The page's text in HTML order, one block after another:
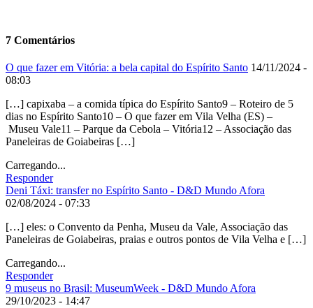
7 Comentários
O que fazer em Vitória: a bela capital do Espírito Santo 14/11/2024 -
08:03
[…] capixaba – a comida típica do Espírito Santo9 – Roteiro de 5
dias no Espírito Santo10 – O que fazer em Vila Velha (ES) –
Museu Vale11 – Parque da Cebola – Vitória12 – Associação das
Paneleiras de Goiabeiras […]
Carregando...
Responder
Deni Táxi: transfer no Espírito Santo - D&D Mundo Afora
02/08/2024 - 07:33
[…] eles: o Convento da Penha, Museu da Vale, Associação das
Paneleiras de Goiabeiras, praias e outros pontos de Vila Velha e […]
Carregando...
Responder
9 museus no Brasil: MuseumWeek - D&D Mundo Afora
29/10/2023 - 14:47